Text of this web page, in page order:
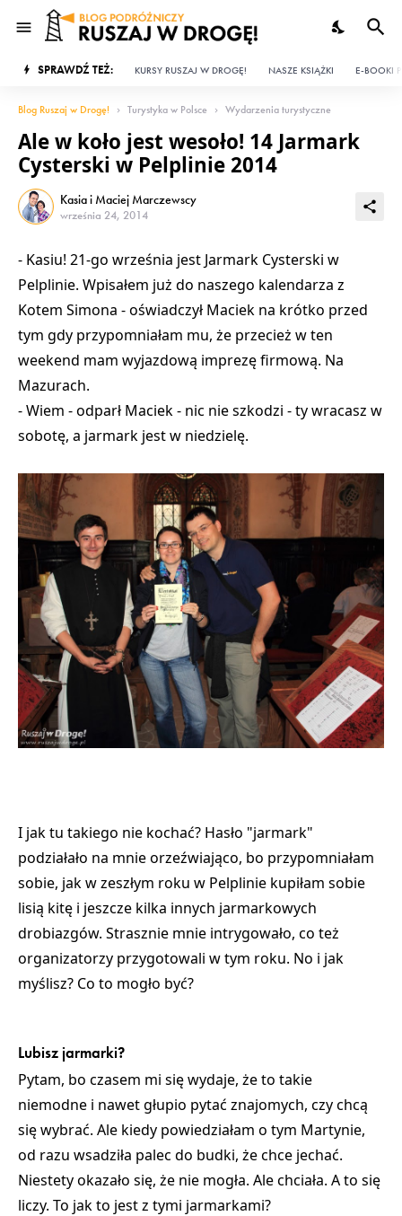
SPRAWDŹ TEŻ: KURSY RUSZAJ W DROGĘ! NASZE KSIĄŻKI E-BOOKI
Blog Ruszaj w Drogę! Turystyka w Polsce Wydarzenia turystyczne
Ale w koło jest wesoło! 14 Jarmark
Cysterski w Pelplinie 2014
Kasia i Maciej Marczewscy
września 24, 2014
- Kasiu! 21-go września jest Jarmark Cysterski w
Pelplinie. Wpisałem już do naszego kalendarza z
Kotem Simona - oświadczył Maciek na krótko przed
tym gdy przypomniałam mu, że przecież w ten
weekend mam wyjazdową imprezę firmową. Na
Mazurach.
- Wiem - odparł Maciek - nic nie szkodzi - ty wracasz w
sobotę, a jarmark jest w niedzielę.
I jak tu takiego nie kochać? Hasło "jarmark"
podziałało na mnie orzeźwiająco, bo przypomniałam
sobie, jak w zeszłym roku w Pelplinie kupiłam sobie
lisią kitę i jeszcze kilka innych jarmarkowych
drobiazgów. Strasznie mnie intrygowało, co też
organizatorzy przygotowali w tym roku. No i jak
myślisz? Co to mogło być?
Lubisz jarmarki?
Pytam, bo czasem mi się wydaje, że to takie
niemodne i nawet głupio pytać znajomych, czy chcą
się wybrać. Ale kiedy powiedziałam o tym Martynie,
od razu wsadziła palec do budki, że chce jechać.
Niestety okazało się, że nie mogła. Ale chciała. A to się
liczy. To jak to jest z tymi jarmarkami?